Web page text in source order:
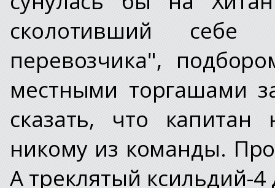
сколотивший себе
перевозчика",
местными торгашами
сказать, что
никому из команды.
А треклятый ксильдий-